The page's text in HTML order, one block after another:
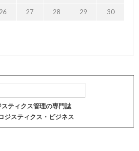
26 27 28 29 30
スティクス管理の専門誌
ジスティクス・ビジネス